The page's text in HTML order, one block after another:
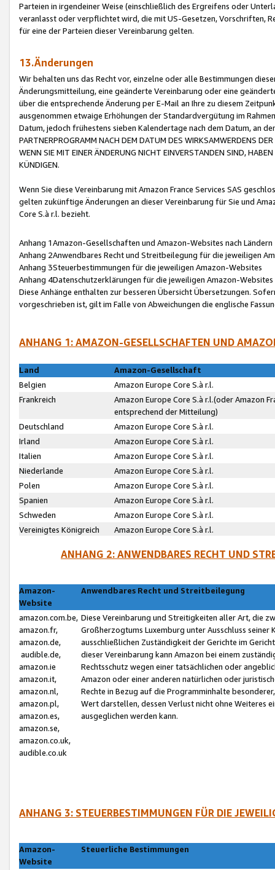
Parteien in irgendeiner Weise (einschließlich des Ergreifens oder
veranlasst oder verpflichtet wird, die mit US-Gesetzen, Vorschriften,
für eine der Parteien dieser Vereinbarung gelten.
13.Änderungen
Wir behalten uns das Recht vor, einzelne oder alle Bestimmungen
Änderungsmitteilung, eine geänderte Vereinbarung oder eine
über die entsprechende Änderung per E-Mail an Ihre zu diesem
ausgenommen etwaige Erhöhungen der Standardvergütung im
Datum, jedoch frühestens sieben Kalendertage nach dem Datum, an
PARTNERPROGRAMM NACH DEM DATUM DES WIRKSAMWERDENS
WENN SIE MIT EINER ÄNDERUNG NICHT EINVERSTANDEN SIND,
KÜNDIGEN.
Wenn Sie diese Vereinbarung mit Amazon France Services SAS
gelten zukünftige Änderungen an dieser Vereinbarung für Sie und
Core S.à r.l. bezieht.
Anhang 1Amazon-Gesellschaften und Amazon-Websites nach Ländern
Anhang 2Anwendbares Recht und Streitbeilegung für die jeweiligen
Anhang 3Steuerbestimmungen für die jeweiligen Amazon-Websites
Anhang 4Datenschutzerklärungen für die jeweiligen Amazon-Websites
Diese Anhänge enthalten zur besseren Übersicht Übersetzungen.
vorgeschrieben ist, gilt im Falle von Abweichungen die englische
ANHANG 1: AMAZON-GESELLSCHAFTEN UND
Land
Amazon-Gesellschaft
Belgien
Amazon Europe Core S.à r.l.
Frankreich
Amazon Europe Core S.à r.l.(oder Amazon
entsprechend der Mitteilung)
Deutschland
Amazon Europe Core S.à r.l.
Irland
Amazon Europe Core S.à r.l.
Italien
Amazon Europe Core S.à r.l.
Niederlande
Amazon Europe Core S.à r.l.
Polen
Amazon Europe Core S.à r.l.
Spanien
Amazon Europe Core S.à r.l.
Schweden
Amazon Europe Core S.à r.l.
Vereinigtes Königreich
Amazon Europe Core S.à r.l.
ANHANG 2: ANWENDBARES RECHT UND
Amazon-
Website
Anwendbares Recht und Streitbeilegung
amazon.com.be,
amazon.fr,
amazon.de,
audible.de,
amazon.ie
amazon.it,
amazon.nl,
amazon.pl,
amazon.es,
amazon.se,
amazon.co.uk,
audible.co.uk
Diese Vereinbarung und Streitigkeiten aller Art, die
Großherzogtums Luxemburg unter Ausschluss
ausschließlichen Zuständigkeit der Gerichte im
dieser Vereinbarung kann Amazon bei einem
Rechtsschutz wegen einer tatsächlichen oder
Amazon oder einer anderen natürlichen oder
Rechte in Bezug auf die Programminhalte
Wert darstellen, dessen Verlust nicht ohne Weiteres
ausgeglichen werden kann.
ANHANG 3: STEUERBESTIMMUNGEN FÜR DIE
Amazon-
Website
Steuerliche Bestimmungen